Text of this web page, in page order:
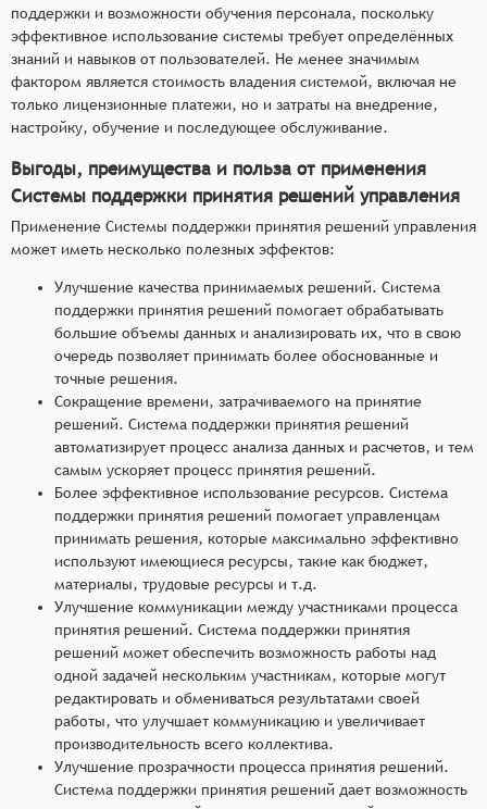
поддержки и возможности обучения персонала, поскольку
эффективное использование системы требует определённых
знаний и навыков от пользователей. Не менее значимым
фактором является стоимость владения системой, включая не
только лицензионные платежи, но и затраты на внедрение,
настройку, обучение и последующее обслуживание.
Выгоды, преимущества и польза от применения
Системы поддержки принятия решений управления
Применение Системы поддержки принятия решений управления
может иметь несколько полезных эффектов:
Улучшение качества принимаемых решений. Система
поддержки принятия решений помогает обрабатывать
большие объемы данных и анализировать их, что в свою
очередь позволяет принимать более обоснованные и
точные решения.
Сокращение времени, затрачиваемого на принятие
решений. Система поддержки принятия решений
автоматизирует процесс анализа данных и расчетов, и тем
самым ускоряет процесс принятия решений.
Более эффективное использование ресурсов. Система
поддержки принятия решений помогает управленцам
принимать решения, которые максимально эффективно
используют имеющиеся ресурсы, такие как бюджет,
материалы, трудовые ресурсы и т.д.
Улучшение коммуникации между участниками процесса
принятия решений. Система поддержки принятия
решений может обеспечить возможность работы над
одной задачей нескольким участникам, которые могут
редактировать и обмениваться результатами своей
работы, что улучшает коммуникацию и увеличивает
производительность всего коллектива.
Улучшение прозрачности процесса принятия решений.
Система поддержки принятия решений дает возможность